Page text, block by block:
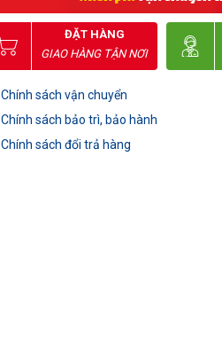
ĐẶT HÀNG
GIAO HÀNG TẬN NƠI
Chính sách vận chuyển
Chính sách bảo trì, bảo hành
Chính sách đổi trả hàng